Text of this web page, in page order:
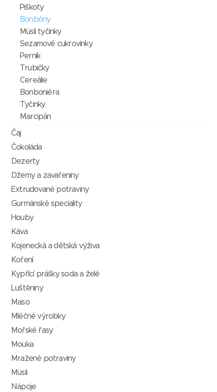
Piškoty
Bonbóny
Müsli tyčinky
Sezamové cukrovinky
Perník
Trubičky
Cereálie
Bonboniéra
Tyčinky
Marcipán
Čaj
Čokoláda
Dezerty
Džemy a zavařeniny
Extrudované potraviny
Gurmánské speciality
Houby
Káva
Kojenecká a dětská výživa
Koření
Kypřící prášky, soda a želé
Luštěniny
Maso
Mléčné výrobky
Mořské řasy
Mouka
Mražené potraviny
Müsli
Nápoje